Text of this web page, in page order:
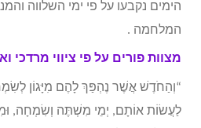
הימים נקבעו על פי ימי השלווה
המלחמה .
מצוות פורים על פי ציווי מרדכי
“וְהַחֹדֶשׁ אֲשֶׁר נֶהְפַּךְ לָהֶם מִיָּגוֹן
לַעֲשׂוֹת אוֹתָם, יְמֵי מִשְׁתֶּה וְשִׂמְחָה,